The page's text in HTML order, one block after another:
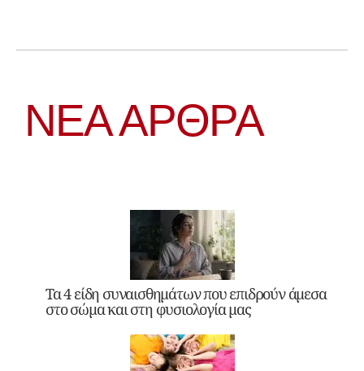
ΝΕΑ ΆΡΘΡΑ
Τα 4 είδη συναισθημάτων που επιδρούν άμεσα
στο σώμα και στη φυσιολογία μας